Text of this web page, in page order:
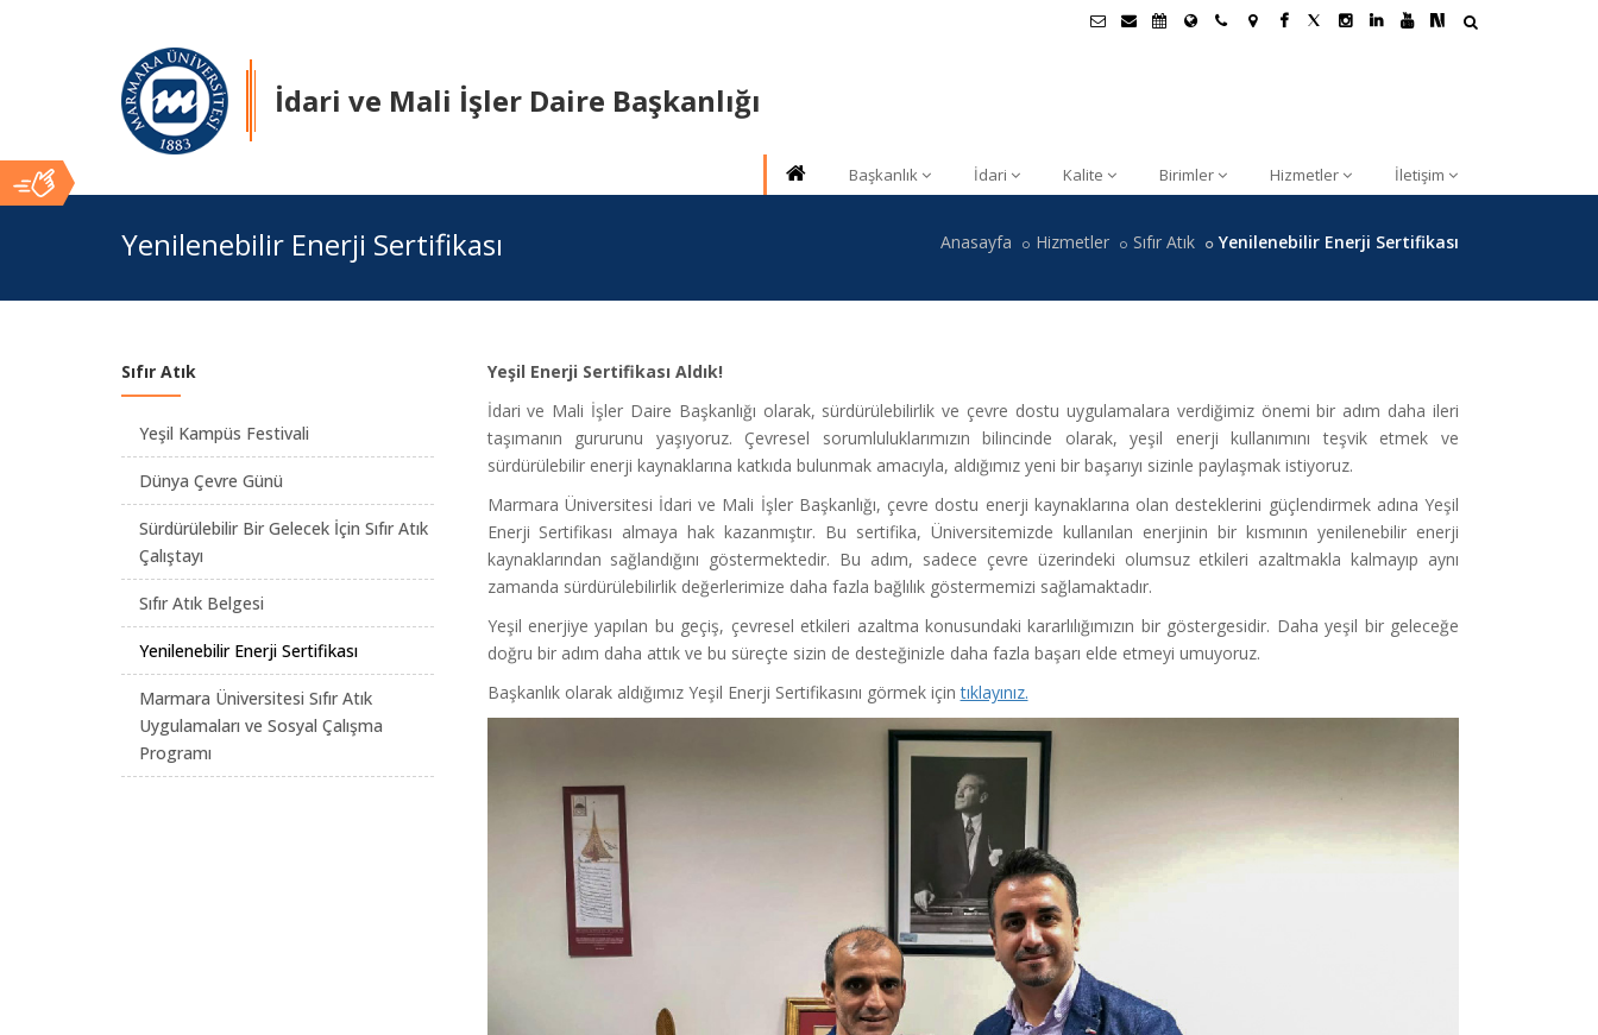
İdari ve Mali İşler Daire Başkanlığı
Başkanlık İdari Kalite Birimler Hizmetler İletişim
İçerik
Yenilenebilir Enerji Sertifikası Anasayfa Hizmetler Sıfır Atık Yenilenebilir Enerji Sertifikası
Yeşil Enerji Sertifikası Aldık!
İdari ve Mali İşler Daire Başkanlığı olarak, sürdürülebilirlik ve çevre dostu uygulamalara verdiğimiz önemi bir adım daha ileri
taşımanın gururunu yaşıyoruz. Çevresel sorumluluklarımızın bilincinde olarak, yeşil enerji kullanımını teşvik etmek ve
sürdürülebilir enerji kaynaklarına katkıda bulunmak amacıyla, aldığımız yeni bir başarıyı sizinle paylaşmak istiyoruz.
Marmara Üniversitesi İdari ve Mali İşler Başkanlığı, çevre dostu enerji kaynaklarına olan desteklerini güçlendirmek adına Yeşil
Enerji Sertifikası almaya hak kazanmıştır. Bu sertifika, Üniversitemizde kullanılan enerjinin bir kısmının yenilenebilir enerji
kaynaklarından sağlandığını göstermektedir. Bu adım, sadece çevre üzerindeki olumsuz etkileri azaltmakla kalmayıp aynı
zamanda sürdürülebilirlik değerlerimize daha fazla bağlılık göstermemizi sağlamaktadır.
Yeşil enerjiye yapılan bu geçiş, çevresel etkileri azaltma konusundaki kararlılığımızın bir göstergesidir. Daha yeşil bir geleceğe
doğru bir adım daha attık ve bu süreçte sizin de desteğinizle daha fazla başarı elde etmeyi umuyoruz.
Başkanlık olarak aldığımız Yeşil Enerji Sertifikasını görmek içintıklayınız.
Sıfır Atık
Yeşil Kampüs Festivali
Dünya Çevre Günü
Sürdürülebilir Bir Gelecek İçin Sıfır Atık
Çalıştayı
Sıfır Atık Belgesi
Yenilenebilir Enerji Sertifikası
Marmara Üniversitesi Sıfır Atık
Uygulamaları ve Sosyal Çalışma
Programı